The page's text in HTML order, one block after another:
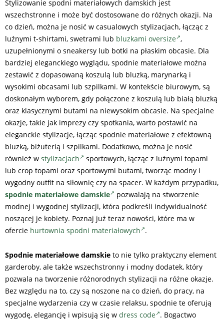
Stylizowanie spodni materiałowych damskich jest
wszechstronne i może być dostosowane do różnych okazji. Na
co dzień, można je nosić w casualowych stylizacjach, łącząc z
luźnymi t-shirtami, swetrami lub bluzkami oversize ,
uzupełnionymi o sneakersy lub botki na płaskim obcasie. Dla
bardziej eleganckiego wyglądu, spodnie materiałowe można
zestawić z dopasowaną koszulą lub bluzką, marynarką i
wysokimi obcasami lub szpilkami. W kontekście biurowym, są
doskonałym wyborem, gdy połączone z koszulą lub białą bluzką
oraz klasycznymi butami na niewysokim obcasie. Na specjalne
okazje, takie jak imprezy czy spotkania, warto postawić na
eleganckie stylizacje, łącząc spodnie materiałowe z efektowną
bluzką, biżuterią i szpilkami. Dodatkowo, można je nosić
również w stylizacjach
sportowych, łącząc z luźnymi topami
lub crop topami oraz sportowymi butami, tworząc modny i
wygodny outfit na siłownię czy na spacer. W każdym przypadku,
spodnie materiałowe damskie
pozwalają na stworzenie
modnej i wygodnej stylizacji, która podkreśli indywidualność
noszącej je kobiety. Poznaj już teraz nowości, które ma w
ofercie hurtownia spodni materiałowych .
Spodnie materiałowe damskie to nie tylko praktyczny element
garderoby, ale także wszechstronny i modny dodatek, który
pozwala na tworzenie różnorodnych stylizacji na różne okazje.
Bez względu na to, czy są noszone na co dzień, do pracy, na
specjalne wydarzenia czy w czasie relaksu, spodnie te oferują
wygodę, elegancję i wpisują się w dress code . Bogactwo